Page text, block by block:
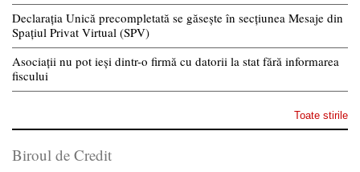
Declarația Unică precompletată se găsește în secțiunea Mesaje din
Spațiul Privat Virtual (SPV)
Asociații nu pot ieși dintr-o firmă cu datorii la stat fără informarea
fiscului
Toate stirile
Biroul de Credit